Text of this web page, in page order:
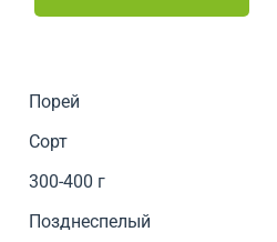
Порей
Сорт
300-400 г
Позднеспелый